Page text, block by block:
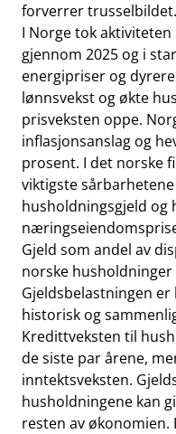
forverrer trusselbildet.
I Norge tok
gjennom 2025 og i
energipriser og
lønnsvekst og økte
prisveksten oppe.
inflasjonsanslag og
prosent. I det norske
viktigste
husholdningsgjeld og
Gjeld som andel av
norske husholdninger
Gjeldsbelastningen
historisk og
Kredittveksten til
de siste par årene,
inntektsveksten.
husholdningene kan
resten av